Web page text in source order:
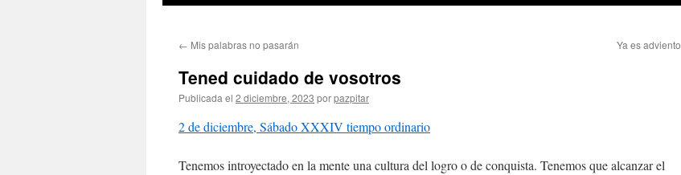
← Mis palabras no pasarán Ya es adviento
Tened cuidado de vosotros
Publicada el 2 diciembre, 2023 porpazpitar
2 de diciembre, Sábado XXXIV tiempo ordinario
Tenemos introyectado en la mente una cultura del logro o de conquista. Tenemos que alcanzar el